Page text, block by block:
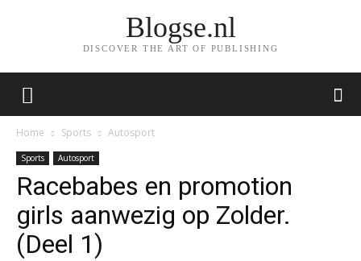
Blogse.nl
DISCOVER THE ART OF PUBLISHING
Home Sports Autosport
Sports Autosport
Racebabes en promotion
girls aanwezig op Zolder.
(Deel 1)